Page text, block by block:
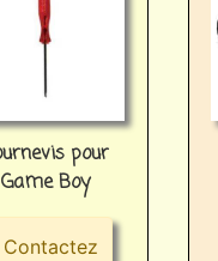
pour
Game Boy
Contactez